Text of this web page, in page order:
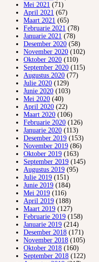
Mei 2021 (71)
April 2021 (67)
Maart 2021 (65)
Februarie 2021 (78)
Januarie 2021 (78)
Desember 2020 (58)
November 2020 (102)
Oktober 2020 (110)
September 2020 (115)
Augustus 2020 (77)
Julie 2020 (129)
Junie 2020 (103)
Mei 2020 (40)
April 2020 (22)
Maart 2020 (106)
Februarie 2020 (126)
Januarie 2020 (113)
Desember 2019 (153)
November 2019 (86)
Oktober 2019 (163)
September 2019 (145)
Augustus 2019 (95)
Julie 2019 (151)
Junie 2019 (184)
Mei 2019 (116)
April 2019 (188)
Maart 2019 (127)
Februarie 2019 (158)
Januarie 2019 (214)
Desember 2018 (171)
November 2018 (105)
Oktober 2018 (160)
September 2018 (122)